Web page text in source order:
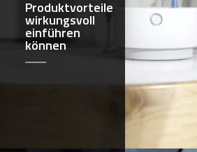
Produktvorteile
wirkungsvoll
einführen
können